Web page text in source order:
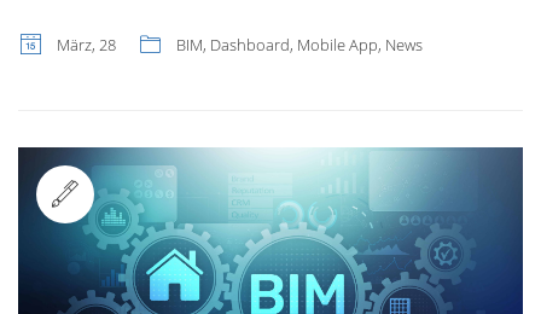
März, 28 BIM, Dashboard, Mobile App, News
Standard